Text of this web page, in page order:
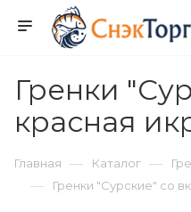
Гренки
красная
Главная — Каталог —
— Гренки "Сурские" со